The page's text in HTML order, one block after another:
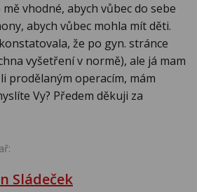
vhodné, abych vůbec do sebe
abych vůbec mohla mít děti.
že po gyn. stránce
vyšetření v normě), ale já mam
prodělaným operacím, mám
Vy? Předem děkuji za
Sládeček